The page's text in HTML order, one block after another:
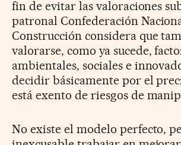
fin de evitar las valoraciones
patronal Confederación
Construcción considera que
valorarse, como ya sucede,
ambientales, sociales e
decidir básicamente por el
está exento de riesgos de
No existe el modelo perfecto,